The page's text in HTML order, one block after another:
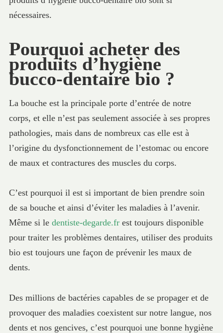
nécessaires.
Pourquoi acheter des
produits d’hygiène
bucco-dentaire bio ?
La bouche est la principale porte d’entrée de notre
corps, et elle n’est pas seulement associée à ses propres
pathologies, mais dans de nombreux cas elle est à
l’origine du dysfonctionnement de l’estomac ou encore
de maux et contractures des muscles du corps.
C’est pourquoi il est si important de bien prendre soin
de sa bouche et ainsi d’éviter les maladies à l’avenir.
Même si le dentiste-degarde.frest toujours disponible
pour traiter les problèmes dentaires, utiliser des produits
bio est toujours une façon de prévenir les maux de
dents.
Des millions de bactéries capables de se propager et de
provoquer des maladies coexistent sur notre langue, nos
dents et nos gencives, c’est pourquoi une bonne hygiène